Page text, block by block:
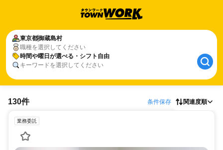
東京都御蔵島村
職種を選択してください
時間や曜日が選べる・シフト自由
キーワードを選択してください
130件 条件保存 関連度順
業務委託